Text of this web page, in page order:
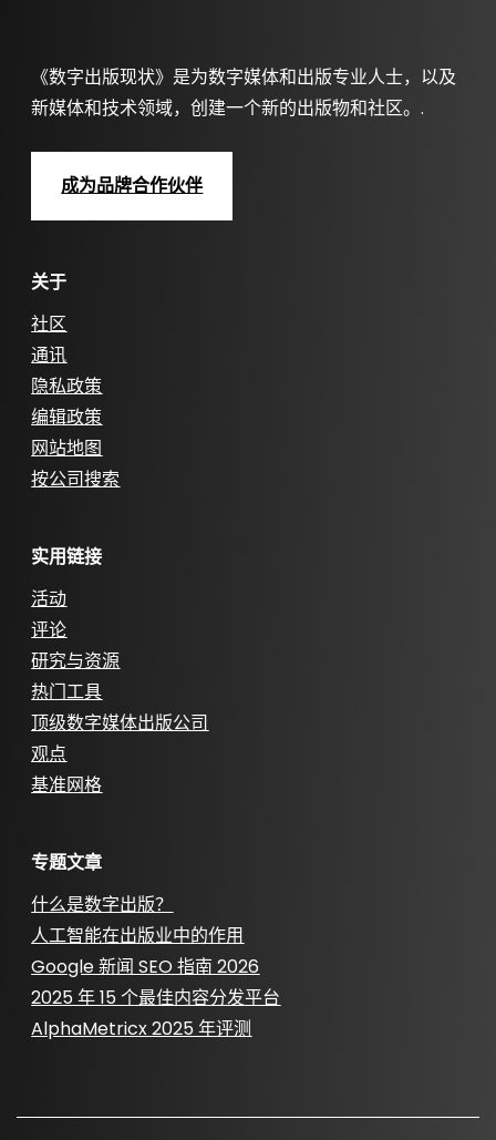
《数字出版现状》是为数字媒体和出版专业人士，以及
新媒体和技术领域，创建一个新的出版物和社区。.
成为品牌合作伙伴
关于
社区
通讯
隐私政策
编辑政策
网站地图
按公司搜索
实用链接
活动
评论
研究与资源
热门工具
顶级数字媒体出版公司
观点
基准网格
专题文章
什么是数字出版？
人工智能在出版业中的作用
Google 新闻 SEO 指南 2026
2025 年 15 个最佳内容分发平台
AlphaMetricx 2025 年评测